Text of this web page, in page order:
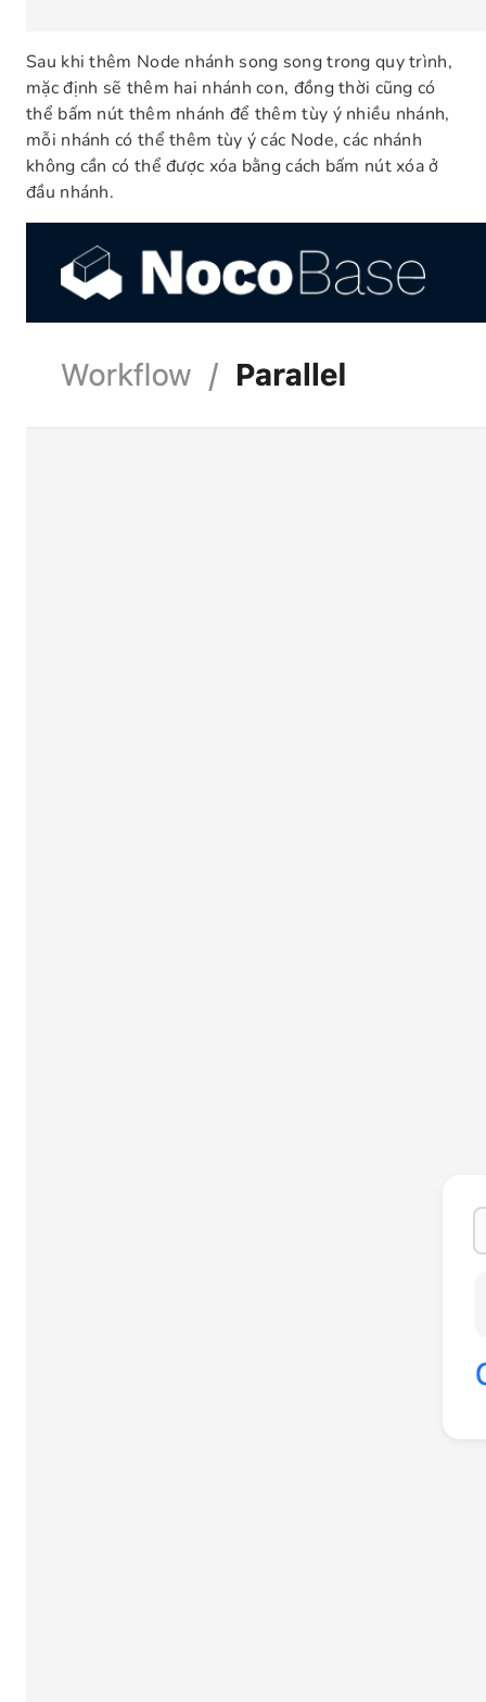
Sau khi thêm Node nhánh song song trong quy trình,
mặc định sẽ thêm hai nhánh con, đồng thời cũng có
thể bấm nút thêm nhánh để thêm tùy ý nhiều nhánh,
mỗi nhánh có thể thêm tùy ý các Node, các nhánh
không cần có thể được xóa bằng cách bấm nút xóa ở
đầu nhánh.